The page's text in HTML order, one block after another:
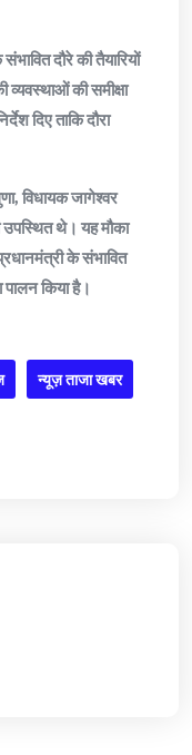
दौरे की तैयारियों
व्यवस्थाओं की समीक्षा
दिए ताकि दौरा
विधायक जागेश्वर
उपस्थित थे। यह मौका
के संभावित
किया है।
न्यूज़ ताजा खबर